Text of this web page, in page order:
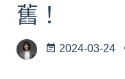
舊！
2024-03-24